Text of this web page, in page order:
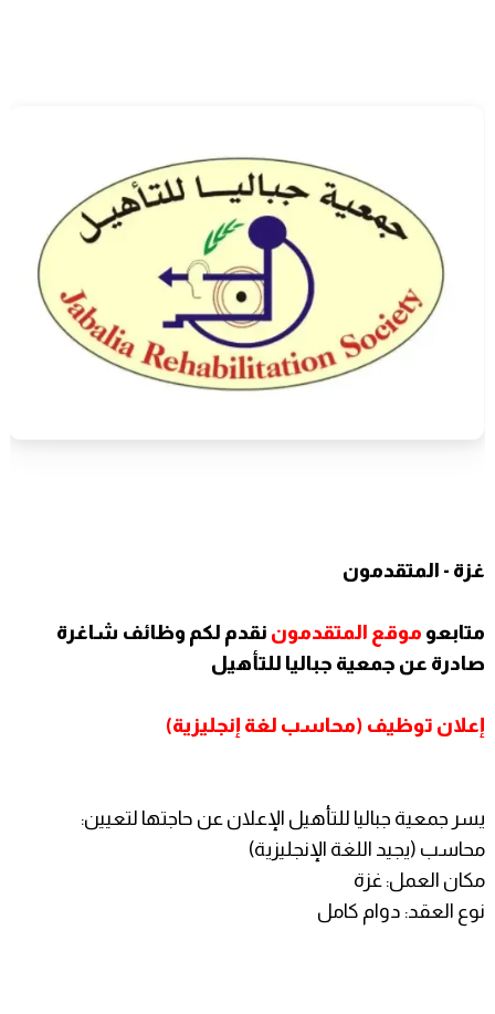
غزة - المتقدمون
متابعو موقع المتقدمون نقدم لكم وظائف شاغرة
صادرة عن جمعية جباليا للتأهيل
إعلان توظيف (محاسب لغة إنجليزية)
يسر جمعية جباليا للتأهيل الإعلان عن حاجتها لتعيين:
محاسب (يجيد اللغة الإنجليزية)
مكان العمل: غزة
نوع العقد: دوام كامل